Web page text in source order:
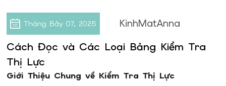
Tháng Bảy 07, 2025 KinhMatAnna
Cách Đọc và Các Loại Bảng Kiểm Tra
Thị Lực
Giới Thiệu Chung về Kiểm Tra Thị Lực